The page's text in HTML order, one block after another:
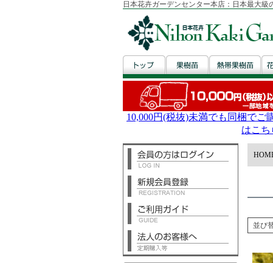
日本花卉ガーデンセンター本店：日本最大級
並び